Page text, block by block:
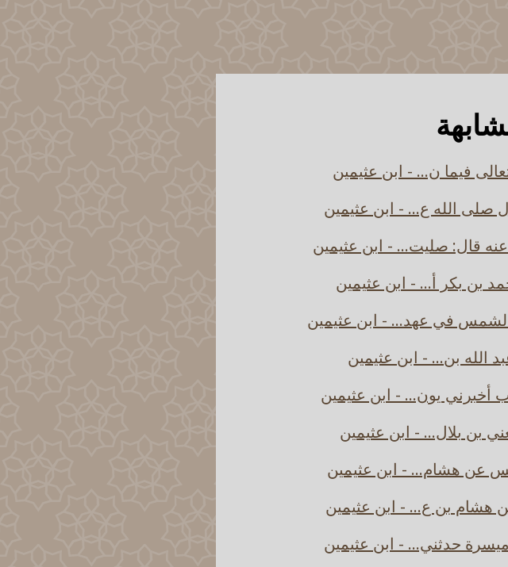
فيما ن... - ابن عثيمين
صلى الله ع... - ابن عثيمين
قال: صليت... - ابن عثيمين
بن بكر أ... - ابن عثيمين
في عهد... - ابن عثيمين
الله بن... - ابن عثيمين
أخبرني يون... - ابن عثيمين
بن بلال... - ابن عثيمين
عن هشام... - ابن عثيمين
هشام بن ع... - ابن عثيمين
حدثني... - ابن عثيمين